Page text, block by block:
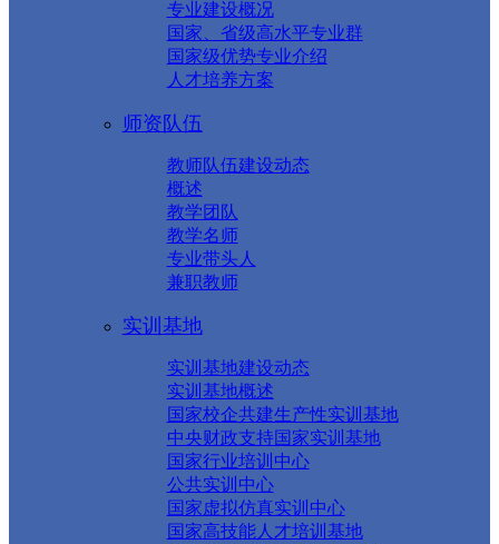
专业建设概况
国家、省级高水平专业群
国家级优势专业介绍
人才培养方案
师资队伍
教师队伍建设动态
概述
教学团队
教学名师
专业带头人
兼职教师
实训基地
实训基地建设动态
实训基地概述
国家校企共建生产性实训基地
中央财政支持国家实训基地
国家行业培训中心
公共实训中心
国家虚拟仿真实训中心
国家高技能人才培训基地